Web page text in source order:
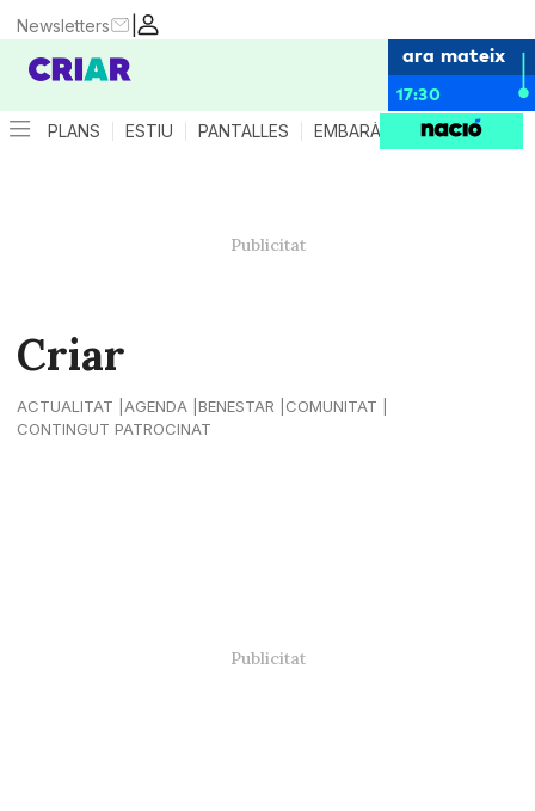
|
Newsletters
ara mateix
17:30
PLANS ESTIU PANTALLES EMBARÀS CRIANÇA
Criar
ACTUALITAT AGENDA BENESTAR
COMUNITAT
CONTINGUT PATROCINAT